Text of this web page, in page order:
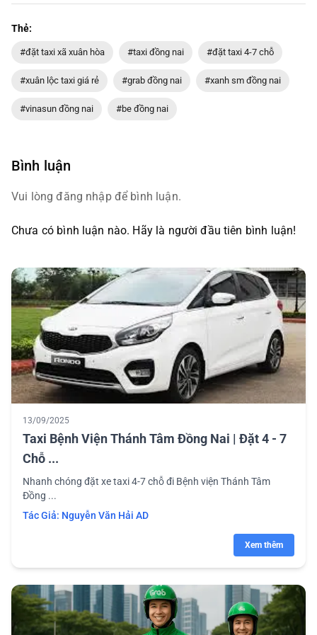
Thẻ:
#đặt taxi xã xuân hòa #taxi đồng nai #đặt taxi 4-7 chỗ
#xuân lộc taxi giá rẻ #grab đồng nai #xanh sm đồng nai
#vinasun đồng nai #be đồng nai
Bình luận
Vui lòng đăng nhập để bình luận.
Chưa có bình luận nào. Hãy là người đầu tiên bình luận!
13/09/2025
Taxi Bệnh Viện Thánh Tâm Đồng Nai | Đặt 4 - 7
Chỗ ...
Nhanh chóng đặt xe taxi 4-7 chỗ đi Bệnh viện Thánh Tâm
Đồng ...
Tác Giả: Nguyễn Văn Hải AD
Xem thêm